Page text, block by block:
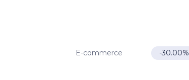
E-commerce -30.00%